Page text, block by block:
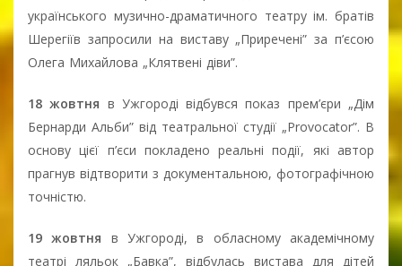
українського музично-драматичного театру ім. братів
Шерегіїв запросили на виставу „Приречені” за п’єсою
Олега Михайлова „Клятвені діви”.
18 жовтня в Ужгороді відбувся показ прем’єри „Дім
Бернарди Альби” від театральної студії „Provocator”. В
основу цієї п’єси покладено реальні події, які автор
прагнув відтворити з документальною, фотографічною
точністю.
19 жовтня в Ужгороді, в обласному академічному
театрі ляльок „Бавка”, відбулась вистава для дітей